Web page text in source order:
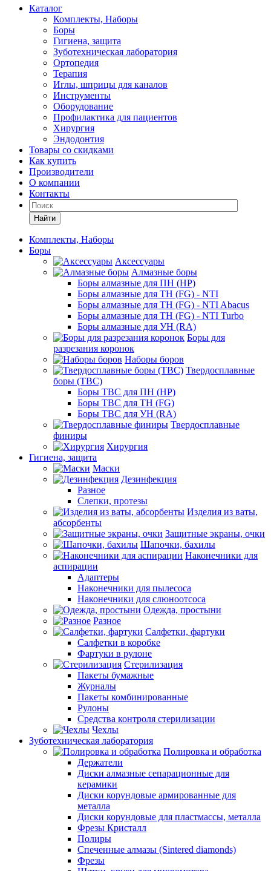
Каталог
Комплекты, Наборы
Боры
Гигиена, защита
Зуботехническая лаборатория
Ортопедия
Терапия
Иглы, шприцы для каналов
Инструменты
Оборудование
Профилактика для пациентов
Хирургия
Эндодонтия
Товары со скидками
Как купить
Производители
О компании
Контакты
Найти
Комплекты, Наборы
Боры
Аксессуары
Алмазные боры
Боры алмазные для ПН (HP)
Боры алмазные для ТН (FG) - NTI
Боры алмазные для ТН (FG) - NTI Abacus
Боры алмазные для ТН (FG) - NTI Turbo
Боры алмазные для УН (RA)
Боры для
разрезания коронок
Наборы боров
Твердосплавные
боры (ТВС)
Боры ТВС для ПН (HP)
Боры ТВС для ТН (FG)
Боры ТВС для УН (RA)
Твердосплавные
финиры
Хирургия
Гигиена, защита
Маски
Дезинфекция
Разное
Слепки, протезы
Изделия из ваты,
абсорбенты
Защитные экраны, очки
Шапочки, бахилы
Наконечники для
аспирации
Адаптеры
Наконечники для пылесоса
Наконечники для слюноотсоса
Одежда, простыни
Разное
Салфетки, фартуки
Салфетки в коробке
Фартуки в рулоне
Стерилизация
Пакеты бумажные
Журналы
Пакеты комбинированные
Рулоны
Средства контроля стерилизации
Чехлы
Зуботехническая лаборатория
Полировка и обработка
Держатели
Диски алмазные сепарационные для
керамики
Диски корундовые армированные для
металла
Диски корундовые для пластмассы, металла
Фрезы Кристалл
Полиры
Спеченные алмазы (Sintered diamonds)
Фрезы